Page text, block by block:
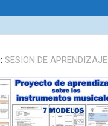
SESION DE APRENDIZAJE